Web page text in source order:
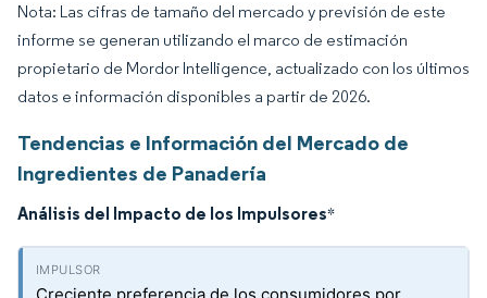
Nota: Las cifras de tamaño del mercado y previsión de este
informe se generan utilizando el marco de estimación
propietario de Mordor Intelligence, actualizado con los últimos
datos e información disponibles a partir de 2026.
Tendencias e Información del Mercado de
Ingredientes de Panadería
Análisis del Impacto de los Impulsores*